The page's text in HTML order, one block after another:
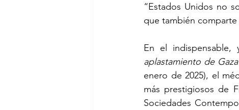
“Estados Unidos no
que también
En el indispensable,
aplastamiento de Gaza
enero de 2025), el
más prestigiosos de
Sociedades